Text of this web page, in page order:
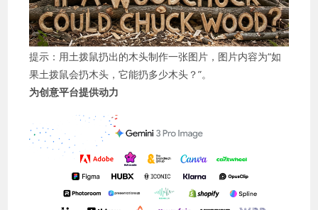
提示：用土拨鼠扔出的木头制作一张图片，图片内容为“如
果土拨鼠会扔木头，它能扔多少木头？”。
为创意平台提供动力